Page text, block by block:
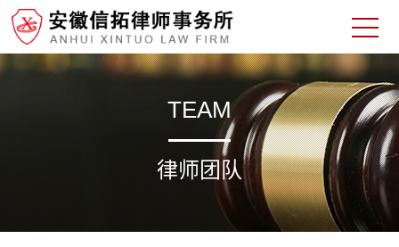
TEAM
律师团队